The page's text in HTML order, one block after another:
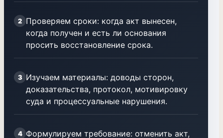
2 Проверяем сроки: когда акт вынесен,
когда получен и есть ли основания
просить восстановление срока.
3 Изучаем материалы: доводы сторон,
доказательства, протокол, мотивировку
суда и процессуальные нарушения.
4 Формулируем требование: отменить акт,